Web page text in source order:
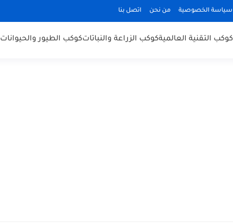
سياسة الخصوصية من نحن اتصل بنا
كوكب التقنية العالميةكوكب الزراعة والنباتاتكوكب الطيور والحيوانات